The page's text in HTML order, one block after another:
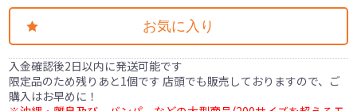
お気に入り
入金確認後2日以内に発送可能です
限定品のため残りあと1個です 店頭でも販売しておりますので、ご
購入はお早めに！